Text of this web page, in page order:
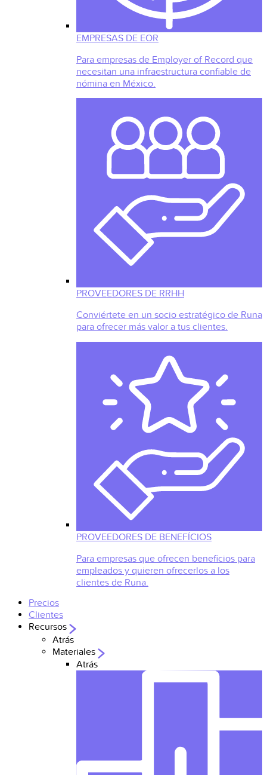
EMPRESAS DE EOR
Para empresas de Employer of Record que
necesitan una infraestructura confiable de
nómina en México.
PROVEEDORES DE RRHH
Conviértete en un socio estratégico de Runa
para ofrecer más valor a tus clientes.
PROVEEDORES DE BENEFÍCIOS
Para empresas que ofrecen beneficios para
empleados y quieren ofrecerlos a los
clientes de Runa.
Precios
Clientes
Recursos
Atrás
Materiales
Atrás